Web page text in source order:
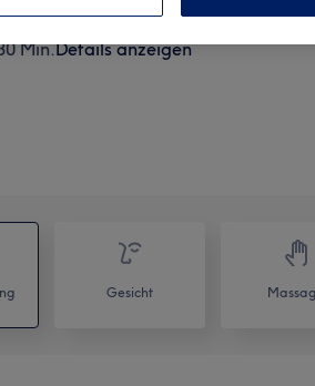
Waxing - Rücken
Min.Details anzeigen
Gesicht